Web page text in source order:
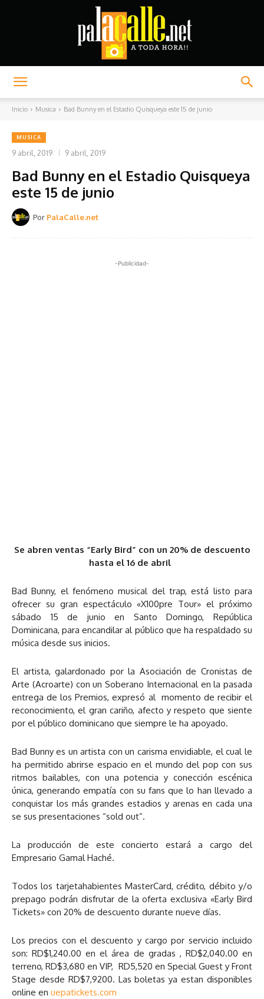
Inicio Musica Bad Bunny en el Estadio Quisqueya este 15 de junio
MUSICA
9 abril, 2019 9 abril, 2019
Bad Bunny en el Estadio Quisqueya
este 15 de junio
Por PalaCalle.net
-Publicidad-
Se abren ventas “Early Bird” con un 20% de descuento
hasta el 16 de abril
Bad Bunny, el fenómeno musical del trap, está listo para
ofrecer su gran espectáculo «X100pre Tour» el próximo
sábado 15 de junio en Santo Domingo, República
Dominicana, para encandilar al público que ha respaldado su
música desde sus inicios.
El artista, galardonado por la Asociación de Cronistas de
Arte (Acroarte) con un Soberano Internacional en la pasada
entrega de los Premios, expresó al momento de recibir el
reconocimiento, el gran cariño, afecto y respeto que siente
por el público dominicano que siempre le ha apoyado.
Bad Bunny es un artista con un carisma envidiable, el cual le
ha permitido abrirse espacio en el mundo del pop con sus
ritmos bailables, con una potencia y conección escénica
única, generando empatía con su fans que lo han llevado a
conquistar los más grandes estadios y arenas en cada una
se sus presentaciones “sold out”.
La producción de este concierto estará a cargo del
Empresario Gamal Haché.
Todos los tarjetahabientes MasterCard, crédito, débito y/o
prepago podrán disfrutar de la oferta exclusiva «Early Bird
Tickets» con 20% de descuento durante nueve días.
Los precios con el descuento y cargo por servicio incluido
son: RD$1,240.00 en el área de gradas , RD$2,040.00 en
terreno, RD$3,680 en VIP, RD5,520 en Special Guest y Front
Stage desde RD$7,9200. Las boletas ya estan disponibles
online en uepatickets.com